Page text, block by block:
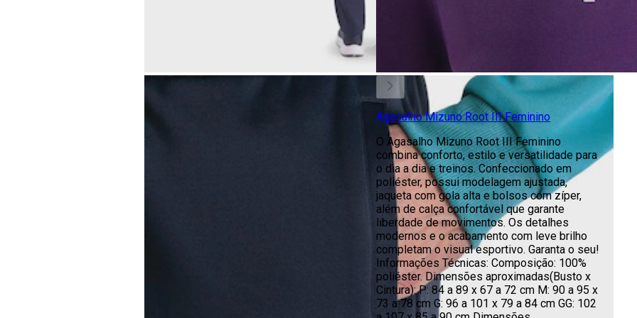
Agasalho Mizuno Root III Feminino
O Agasalho Mizuno Root III Feminino
combina conforto, estilo e versatilidade para
o dia a dia e treinos. Confeccionado em
poliéster, possui modelagem ajustada,
jaqueta com gola alta e bolsos com zíper,
além de calça confortável que garante
liberdade de movimentos. Os detalhes
modernos e o acabamento com leve brilho
completam o visual esportivo. Garanta o seu!
Informações Técnicas: Composição: 100%
poliéster. Dimensões aproximadas(Busto x
Cintura): P: 84 a 89 x 67 a 72 cm M: 90 a 95 x
73 a 78 cm G: 96 a 101 x 79 a 84 cm GG: 102